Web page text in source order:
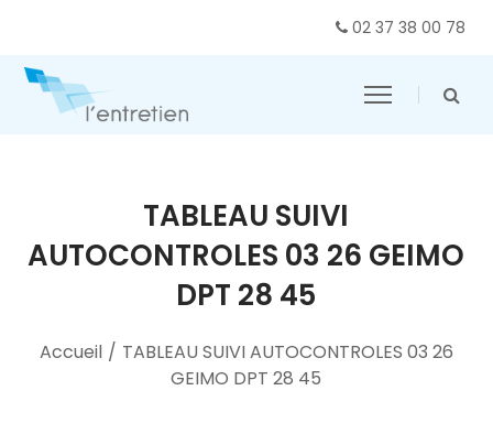
02 37 38 00 78
TABLEAU SUIVI
AUTOCONTROLES 03 26 GEIMO
DPT 28 45
Accueil / TABLEAU SUIVI AUTOCONTROLES 03 26
GEIMO DPT 28 45